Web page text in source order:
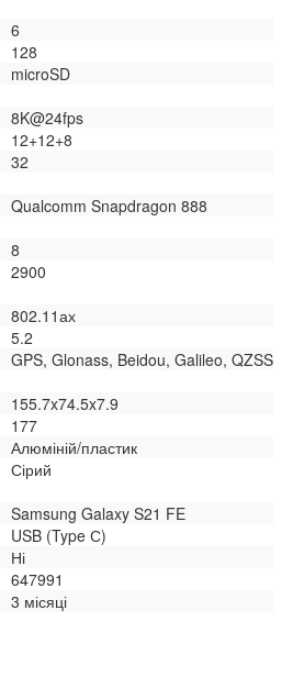
6
128
microSD
8K@24fps
12+12+8
32
Qualcomm Snapdragon 888
8
2900
802.11ах
5.2
GPS, Glonass, Beidou, Galileo, QZSS
155.7x74.5x7.9
177
Алюміній/пластик
Сірий
Samsung Galaxy S21 FE
USB (Type С)
Ні
647991
3 місяці